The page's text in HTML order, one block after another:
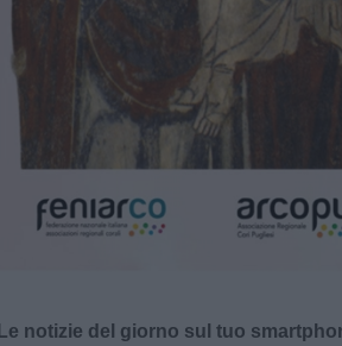
Le notizie del giorno sul tuo